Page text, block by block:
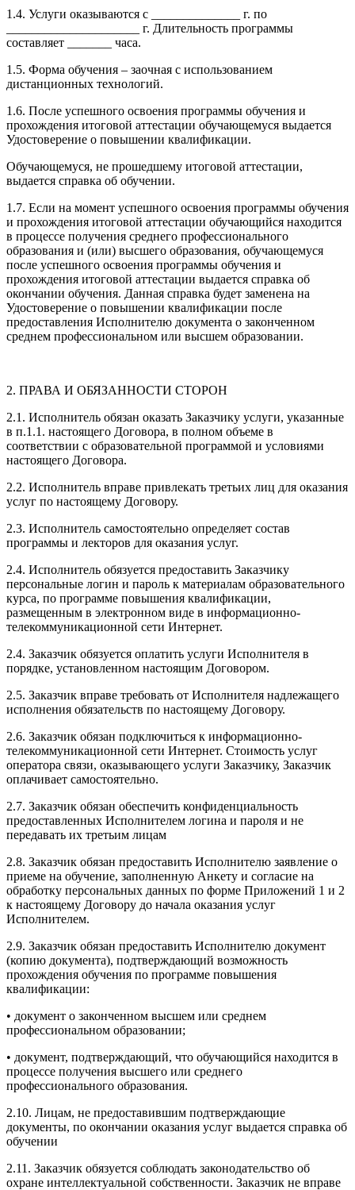
1.4. Услуги оказываются с ______________ г. по
_____________________ г. Длительность программы
составляет _______ часа.
1.5. Форма обучения – заочная с использованием
дистанционных технологий.
1.6. После успешного освоения программы обучения и
прохождения итоговой аттестации обучающемуся выдается
Удостоверение о повышении квалификации.
Обучающемуся, не прошедшему итоговой аттестации,
выдается справка об обучении.
1.7. Если на момент успешного освоения программы обучения
и прохождения итоговой аттестации обучающийся находится
в процессе получения среднего профессионального
образования и (или) высшего образования, обучающемуся
после успешного освоения программы обучения и
прохождения итоговой аттестации выдается справка об
окончании обучения. Данная справка будет заменена на
Удостоверение о повышении квалификации после
предоставления Исполнителю документа о законченном
среднем профессиональном или высшем образовании.
2. ПРАВА И ОБЯЗАННОСТИ СТОРОН
2.1. Исполнитель обязан оказать Заказчику услуги, указанные
в п.1.1. настоящего Договора, в полном объеме в
соответствии с образовательной программой и условиями
настоящего Договора.
2.2. Исполнитель вправе привлекать третьих лиц для оказания
услуг по настоящему Договору.
2.3. Исполнитель самостоятельно определяет состав
программы и лекторов для оказания услуг.
2.4. Исполнитель обязуется предоставить Заказчику
персональные логин и пароль к материалам образовательного
курса, по программе повышения квалификации,
размещенным в электронном виде в информационно-
телекоммуникационной сети Интернет.
2.4. Заказчик обязуется оплатить услуги Исполнителя в
порядке, установленном настоящим Договором.
2.5. Заказчик вправе требовать от Исполнителя надлежащего
исполнения обязательств по настоящему Договору.
2.6. Заказчик обязан подключиться к информационно-
телекоммуникационной сети Интернет. Стоимость услуг
оператора связи, оказывающего услуги Заказчику, Заказчик
оплачивает самостоятельно.
2.7. Заказчик обязан обеспечить конфиденциальность
предоставленных Исполнителем логина и пароля и не
передавать их третьим лицам
2.8. Заказчик обязан предоставить Исполнителю заявление о
приеме на обучение, заполненную Анкету и согласие на
обработку персональных данных по форме Приложений 1 и 2
к настоящему Договору до начала оказания услуг
Исполнителем.
2.9. Заказчик обязан предоставить Исполнителю документ
(копию документа), подтверждающий возможность
прохождения обучения по программе повышения
квалификации:
• документ о законченном высшем или среднем
профессиональном образовании;
• документ, подтверждающий, что обучающийся находится в
процессе получения высшего или среднего
профессионального образования.
2.10. Лицам, не предоставившим подтверждающие
документы, по окончании оказания услуг выдается справка об
обучении
2.11. Заказчик обязуется соблюдать законодательство об
охране интеллектуальной собственности. Заказчик не вправе